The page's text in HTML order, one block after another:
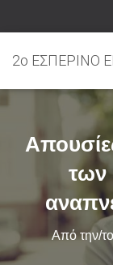
2ο ΕΣΠΕΡΙΝΟ
των
Από την/